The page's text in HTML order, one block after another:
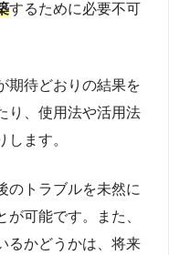
するために必要不可
期待どおりの結果を
り、使用法や活用法
ます。
のトラブルを未然に
可能です。また、
るかどうかは、将来